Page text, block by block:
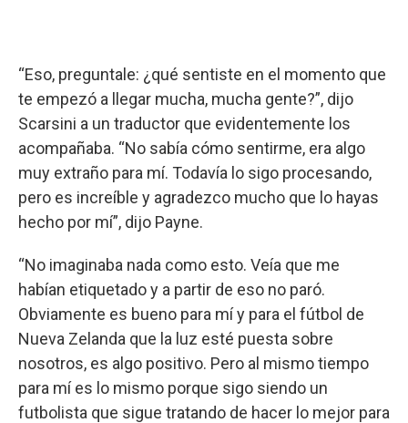
“Eso, preguntale: ¿qué sentiste en el momento que
te empezó a llegar mucha, mucha gente?”, dijo
Scarsini a un traductor que evidentemente los
acompañaba. “No sabía cómo sentirme, era algo
muy extraño para mí. Todavía lo sigo procesando,
pero es increíble y agradezco mucho que lo hayas
hecho por mí”, dijo Payne.
“No imaginaba nada como esto. Veía que me
habían etiquetado y a partir de eso no paró.
Obviamente es bueno para mí y para el fútbol de
Nueva Zelanda que la luz esté puesta sobre
nosotros, es algo positivo. Pero al mismo tiempo
para mí es lo mismo porque sigo siendo un
futbolista que sigue tratando de hacer lo mejor para